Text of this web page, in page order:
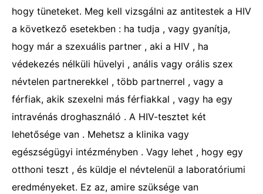
hogy tüneteket. Meg kell vizsgálni az antitestek a HIV
a következő esetekben : ha tudja , vagy gyanítja,
hogy már a szexuális partner , aki a HIV , ha
védekezés nélküli hüvelyi , anális vagy orális szex
névtelen partnerekkel , több partnerrel , vagy a
férfiak, akik szexelni más férfiakkal , vagy ha egy
intravénás droghasználó . A HIV-tesztet két
lehetősége van . Mehetsz a klinika vagy
egészségügyi intézményben . Vagy lehet , hogy egy
otthoni teszt , és küldje el névtelenül a laboratóriumi
eredményeket. Ez az, amire szüksége van